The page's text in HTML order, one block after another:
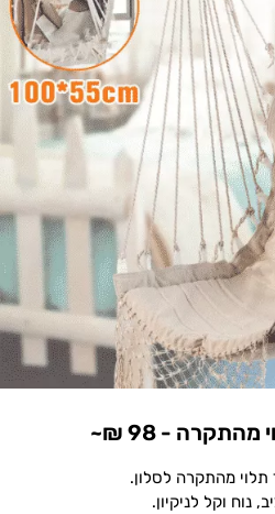
- 98 ₪~
תלוי מהתקרה לסלון.
נוח וקל לניקיון.